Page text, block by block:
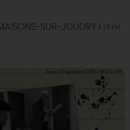
SUR-JOUDRY À 1.5 KM